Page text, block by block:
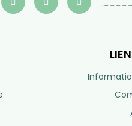
après-vente
au vendredi de 10h à 19h